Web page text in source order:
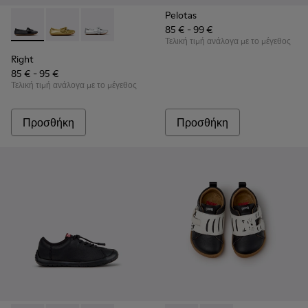
Right - K800702-006 - Μαύρες δερμάτινες μπαλαρίνες για
Right - K800702-004 - Κίτρινες δερμάτινες
Right - K800702-002 - Γκρι δερμάτινες
Right
85 € - 95 €
Τελική τιμή ανάλογα με το μέγεθος
Προσθήκη
Pelotas
85 € - 99 €
Τελική τιμή ανάλογα με το μέγεθος
Προσθήκη